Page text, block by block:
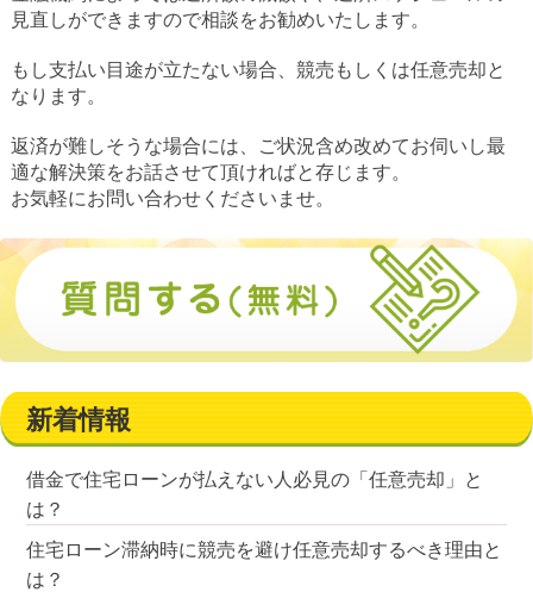
見直しができますので相談をお勧めいたします。
もし支払い目途が立たない場合、競売もしくは任意売却と
なります。
返済が難しそうな場合には、ご状況含め改めてお伺いし最
適な解決策をお話させて頂ければと存じます。
お気軽にお問い合わせくださいませ。
新着情報
借金で住宅ローンが払えない人必見の「任意売却」と
は？
住宅ローン滞納時に競売を避け任意売却するべき理由と
は？